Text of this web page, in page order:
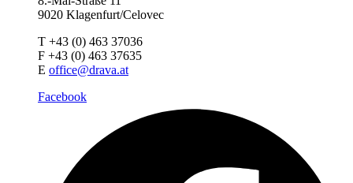
9020 Klagenfurt/Celovec
T +43 (0) 463 37036
F +43 (0) 463 37635
E office@drava.at
Facebook